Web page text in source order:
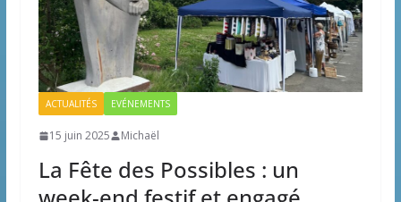
ACTUALITÉS EVÉNEMENTS
15 juin 2025 Michaël
La Fête des Possibles : un